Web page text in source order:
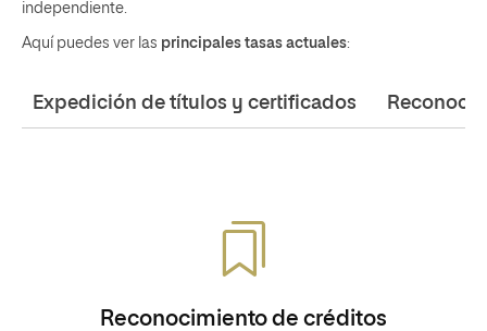
independiente.
Aquí puedes ver las principales tasas actuales:
Expedición de títulos y certificados
Reconocimiento de créditos